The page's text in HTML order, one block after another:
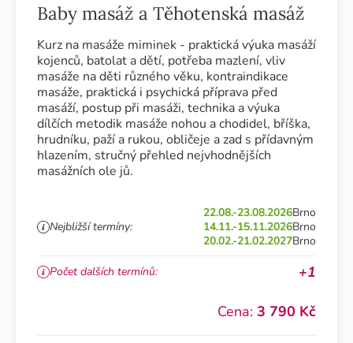
Baby masáž a Těhotenská masáž
Kurz na masáže miminek - praktická výuka masáží
kojenců, batolat a dětí, potřeba mazlení, vliv
masáže na děti různého věku, kontraindikace
masáže, praktická i psychická příprava před
masáží, postup při masáži, technika a výuka
dílčích metodik masáže nohou a chodidel, bříška,
hrudníku, paží a rukou, obličeje a zad s přídavným
hlazením, stručný přehled nejvhodnějších
masážních ole jů.
Nejbližší termíny:
22.08.-23.08.2026Brno
14.11.-15.11.2026Brno
20.02.-21.02.2027Brno
Počet dalších termínů: +1
Cena: 3 790 Kč